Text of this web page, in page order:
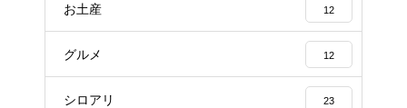
お土産 12
グルメ 12
シロアリ 23